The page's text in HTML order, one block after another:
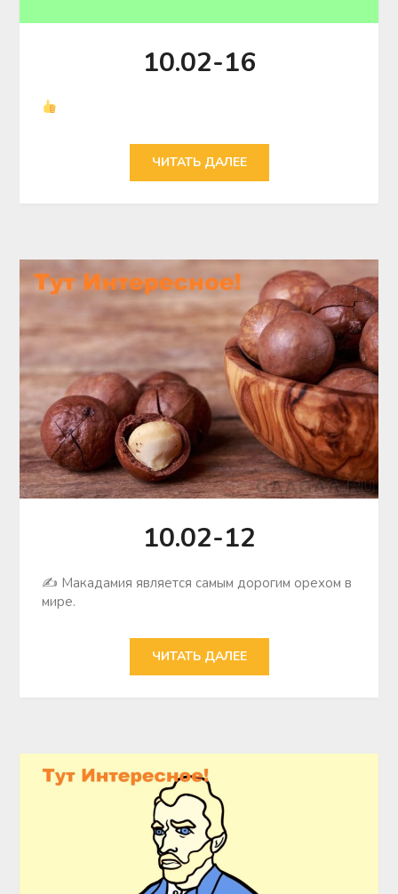
10.02-16
ЧИТАТЬ ДАЛЕЕ
10.02-12
✍ Макадамия является самым дорогим орехом в
мире.
ЧИТАТЬ ДАЛЕЕ